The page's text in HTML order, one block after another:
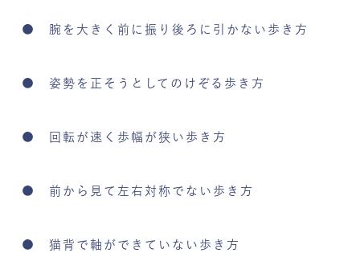
● 腕を大きく前に振り後ろに引かない歩き方
● 姿勢を正そうとしてのけぞる歩き方
● 回転が速く歩幅が狭い歩き方
● 前から見て左右対称でない歩き方
● 猫背で軸ができていない歩き方